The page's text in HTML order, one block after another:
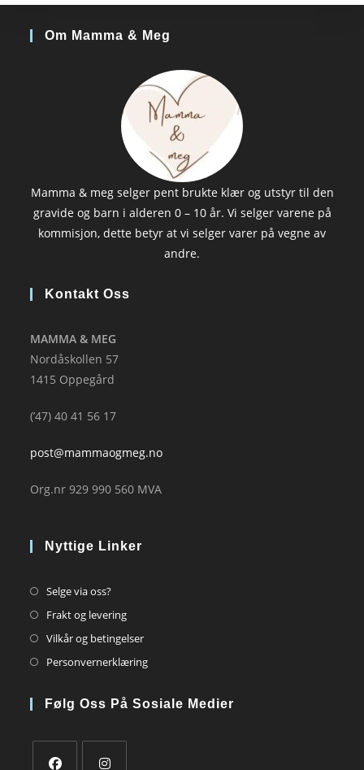
Om Mamma & Meg
Mamma & meg selger pent brukte klær og utstyr til den
gravide og barn i alderen 0 – 10 år. Vi selger varene på
kommisjon, dette betyr at vi selger varer på vegne av
andre.
Kontakt Oss
MAMMA & MEG
Nordåskollen 57
1415 Oppegård
(’47) 40 41 56 17
post@mammaogmeg.no
Org.nr 929 990 560 MVA
Nyttige Linker
Selge via oss?Opens
in
tab
Frakt og leveringOpens
in
Vilkår og betingelserOpens
in
new
PersonvernerklæringOpens
a
Følg Oss På Sosiale Medier